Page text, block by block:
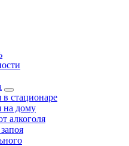
стационаре
на дому
алкоголя